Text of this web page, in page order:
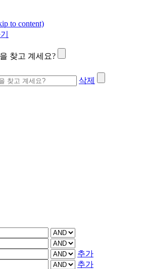
to content)
찾고 계세요?
삭제
추가
추가